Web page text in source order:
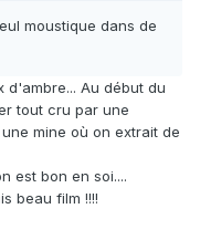
moustique dans de
d'ambre... Au début du
tout cru par une
mine où on extrait de
est bon en soi....
beau film !!!!